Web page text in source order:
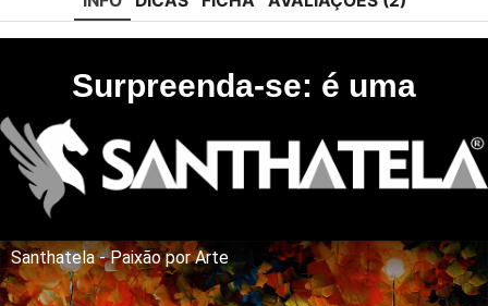
Surpreenda-se: é uma
Santhatela - Paixão por Arte